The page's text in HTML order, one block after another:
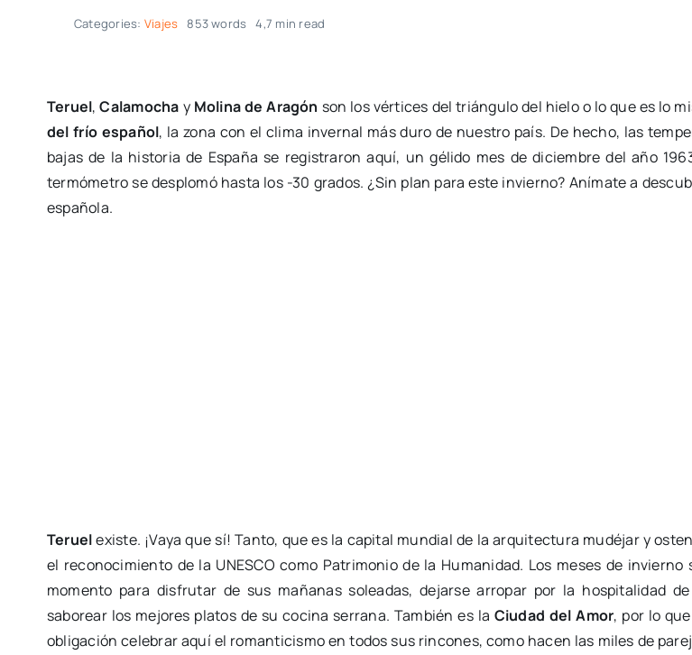
Categories: Viajes 853 words 4,7 min read
Teruel, Calamocha yMolina de Aragón son los vértices del triángulo del hielo o lo que es lo
del frío español, la zona con el clima invernal más duro de nuestro país. De hecho, las
bajas de la historia de España se registraron aquí, un gélido mes de diciembre del año
termómetro se desplomó hasta los -30 grados. ¿Sin plan para este invierno? Anímate a
española.
Teruelexiste. ¡Vaya que sí! Tanto, que es la capital mundial de la arquitectura mudéjar y
el reconocimiento de la UNESCO como Patrimonio de la Humanidad. Los meses de invierno
momento para disfrutar de sus mañanas soleadas, dejarse arropar por la hospitalidad
saborear los mejores platos de su cocina serrana. También es la Ciudad del Amor, por lo
obligación celebrar aquí el romanticismo en todos sus rincones, como hacen las miles de